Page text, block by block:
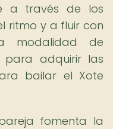
a través de los
ritmo y a fluir con
modalidad de
para adquirir las
bailar el Xote
fomenta la